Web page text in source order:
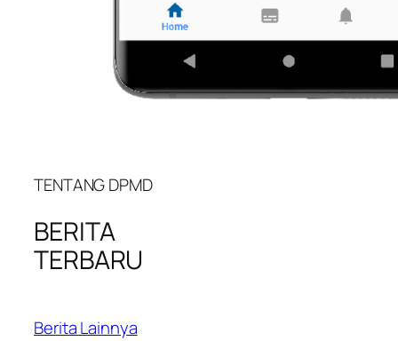
TENTANG DPMD
BERITA
TERBARU
Berita Lainnya